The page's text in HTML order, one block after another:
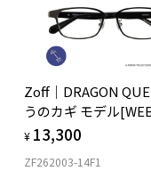
Zoff｜DRAGON
うのカギ モデル
¥ 13,300
ZF262003-14F1